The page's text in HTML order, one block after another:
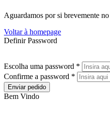
Aguardamos por si brevemente
Voltar à homepage
Definir Password
Escolha uma password *
Confirme a password *
Enviar pedido
Bem Vindo